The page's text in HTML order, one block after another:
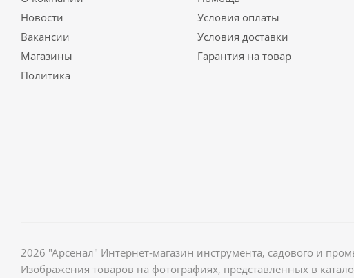
Новости
Вакансии
Магазины
Политика
Условия оплаты
Условия доставки
Гарантия на товар
2026 "Арсенал" Интернет-магазин инструмента, садового и
Изображения товаров на фотографиях, представленных в